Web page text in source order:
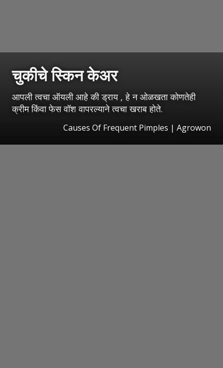
चुकीचे स्किन केअर
आपली त्वचा ऑयली आहे की ड्राय , हे न ओळखता कोणतेही
क्रीम किंवा फेस वॉश वापरल्याने त्वचा खराब होते.
Causes Of Frequent Pimples | Agrowon